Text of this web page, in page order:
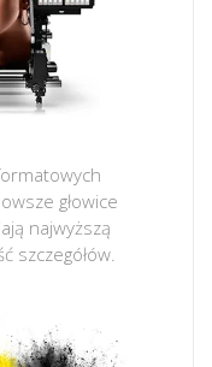
głowice
najwyższą
szczegółów.